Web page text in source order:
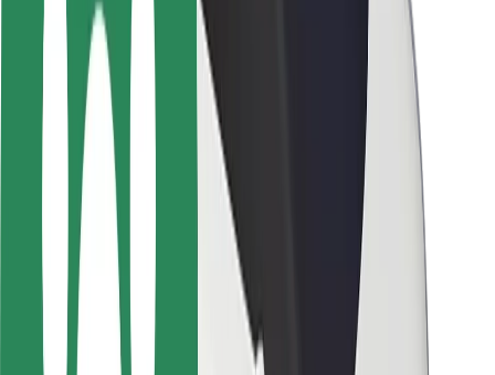
Fahrgast-Sicherheit
Fahrer-Sicherheit
E-Scooter-Sicherheit
Sicherheitslabor
Städte
Standorte
Lösungen für Städte
Flughäfen
Bolt Ladestationen